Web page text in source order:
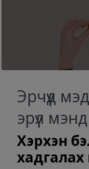
Эрчүүд
эрүүл
Хэрхэн
хадгалах